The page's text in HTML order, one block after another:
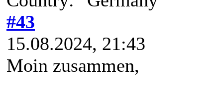
#43
15.08.2024, 21:43
Moin zusammen,